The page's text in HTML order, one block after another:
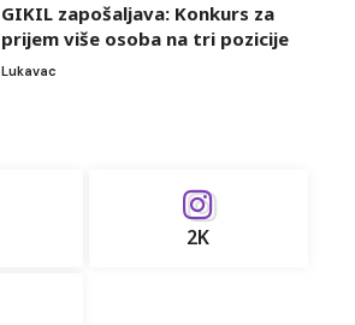
GIKIL zapošaljava: Konkurs za
prijem više osoba na tri pozicije
Lukavac
2K